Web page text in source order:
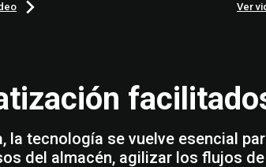
Ver
tecnología se vuelve esencial
del almacén, agilizar los flujos